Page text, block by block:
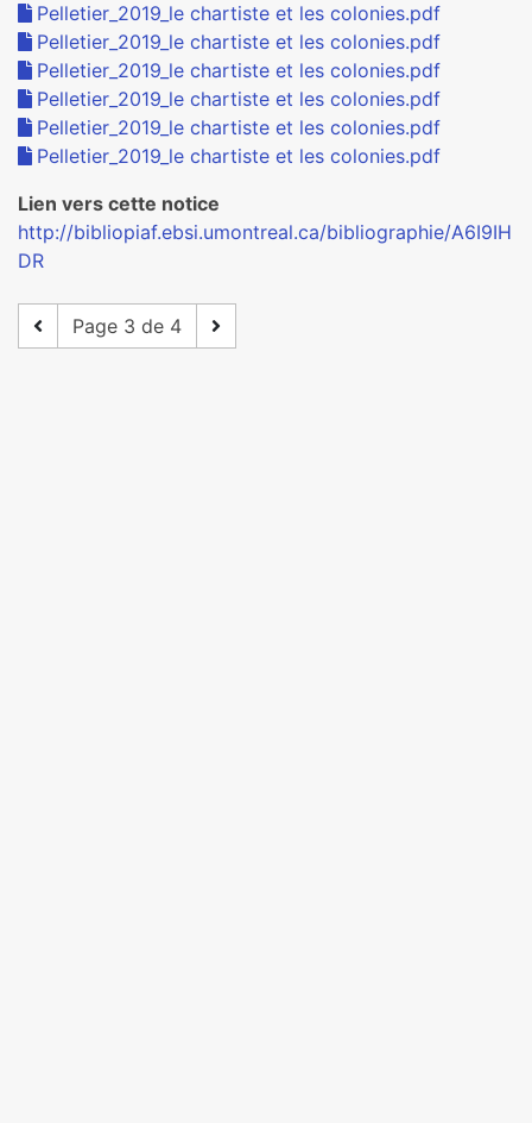
Pelletier_2019_le chartiste et les colonies.pdf
Pelletier_2019_le chartiste et les colonies.pdf
Pelletier_2019_le chartiste et les colonies.pdf
Pelletier_2019_le chartiste et les colonies.pdf
Pelletier_2019_le chartiste et les colonies.pdf
Pelletier_2019_le chartiste et les colonies.pdf
Lien vers cette notice
http://bibliopiaf.ebsi.umontreal.ca/bibliographie/A6I9IH
DR
Page 3 de 4